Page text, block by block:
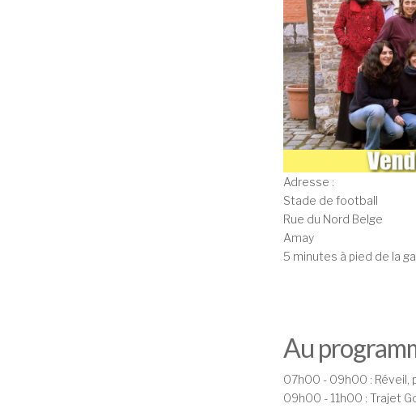
Adresse :
Stade de football
Rue du Nord Belge
Amay
5 minutes à pied de la
Au
07h00 - 09h00 : Réveil,
09h00 - 11h00 : Trajet